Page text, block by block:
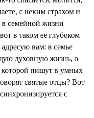
с неким страхом и
семейной жизни
в таком ее глубоком
вам: в семье
духовную жизнь, о
которой пишут в умных
святые отцы? Вот
с